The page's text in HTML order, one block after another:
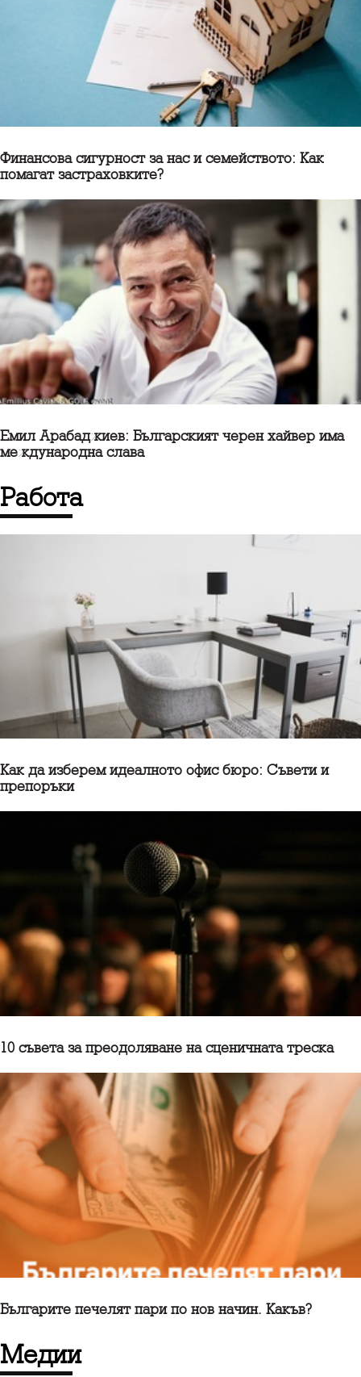
Финансова сигурност за нас и семейството: Как
помагат застраховките?
Емил Арабаджиев: Българският черен хайвер има
международна слава
работа
Как да изберем идеалното офис бюро: Съвети и
препоръки
10 съветa за преодоляване на сценичната треска
Българите печелят пари по нов начин. Какъв?
медии